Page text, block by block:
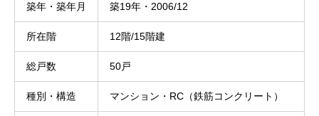
築年・築年月 築19年・2006/12
所在階 12階/15階建
総戸数 50戸
種別・構造 マンション・RC（鉄筋コンクリート）